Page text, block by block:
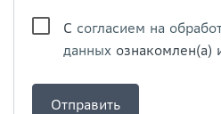
С согласием на
данных ознакомлен(а)